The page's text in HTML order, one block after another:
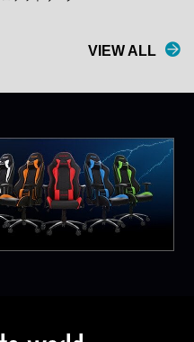
VIEW ALL